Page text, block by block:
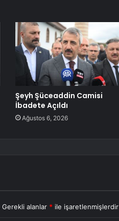
Şeyh Şüceaddin Camisi
İbadete Açıldı
Ağustos 6, 2026
Gerekli alanlar * ile işaretlenmişlerdir